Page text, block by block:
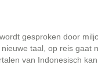
gesproken door
taal, op reis gaat
van Indonesisch